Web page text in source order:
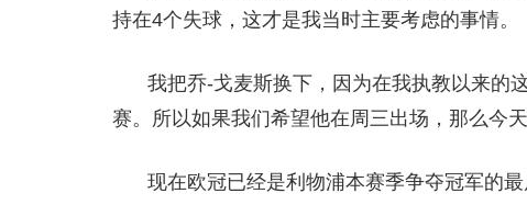
持在4个失球，这才是我当时主要考虑的事情。
我把乔-戈麦斯换下，因为在我执教以来的
赛。所以如果我们希望他在周三出场，那么今
现在欧冠已经是利物浦本赛季争夺冠军的